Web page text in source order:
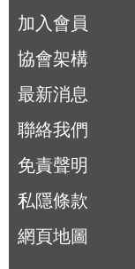
加入會員
協會架構
最新消息
聯絡我們
免責聲明
私隱條款
網頁地圖